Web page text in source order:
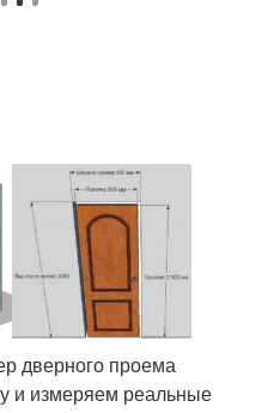
дверного проема
и измеряем реальные